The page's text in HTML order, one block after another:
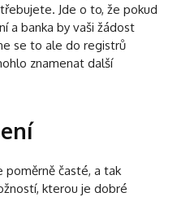
Jde o to, že pokud
a banka by vaši žádost
se to ale do registrů
znamenat další
poměrně časté, a tak
kterou je dobré